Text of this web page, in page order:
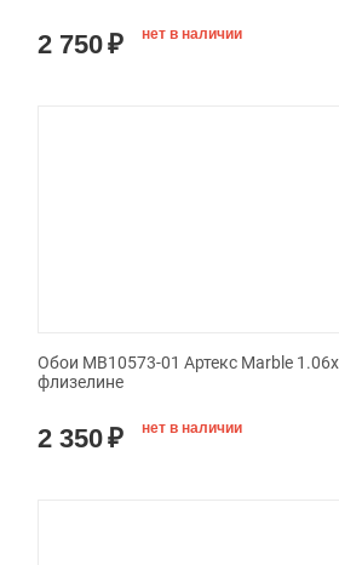
2 750₽ нет в наличии
Обои MB10573-01 Артекс Marble
флизелине
2 350₽ нет в наличии